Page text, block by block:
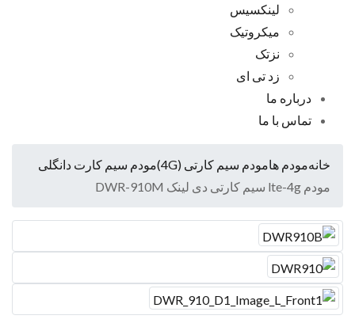
لینکسیس
میکروتیک
نزتک
زد تی ای
درباره ما
تماس با ما
خانهمودم هامودم سیم کارتی (4G)
مودم سیم کارت دانگلی
مودم lte-4g سیم کارتی دی لینک DWR-910M